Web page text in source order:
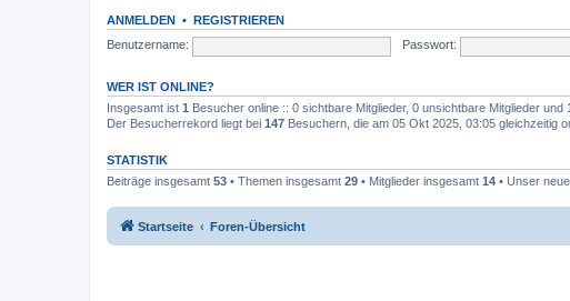
ANMELDEN • REGISTRIEREN
Benutzername:
Passwort:
WER IST ONLINE?
Insgesamt ist 1 Besucher online :: 0 sichtbare Mitglieder, 0 unsichtbare Mitglieder
Der Besucherrekord liegt bei 147 Besuchern, die am 05 Okt 2025, 03:05 gleichzeitig
STATISTIK
Beiträge insgesamt 53 • Themen insgesamt 29 • Mitglieder insgesamt 14 • Unser
Startseite Foren-Übersicht